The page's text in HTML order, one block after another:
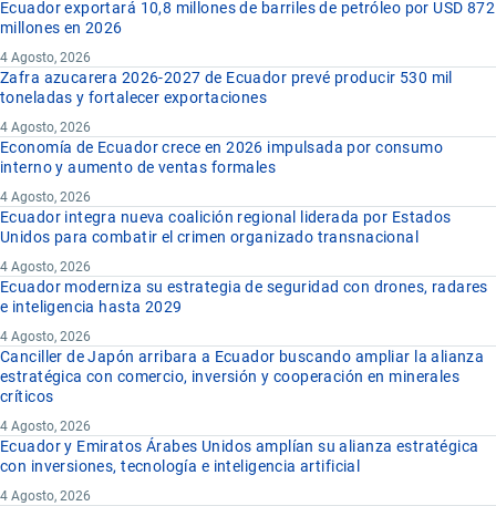
Ecuador exportará 10,8 millones de barriles de petróleo por USD 872
millones en 2026
4 Agosto, 2026
Zafra azucarera 2026-2027 de Ecuador prevé producir 530 mil
toneladas y fortalecer exportaciones
4 Agosto, 2026
Economía de Ecuador crece en 2026 impulsada por consumo
interno y aumento de ventas formales
4 Agosto, 2026
Ecuador integra nueva coalición regional liderada por Estados
Unidos para combatir el crimen organizado transnacional
4 Agosto, 2026
Ecuador moderniza su estrategia de seguridad con drones, radares
e inteligencia hasta 2029
4 Agosto, 2026
Canciller de Japón arribara a Ecuador buscando ampliar la alianza
estratégica con comercio, inversión y cooperación en minerales
críticos
4 Agosto, 2026
Ecuador y Emiratos Árabes Unidos amplían su alianza estratégica
con inversiones, tecnología e inteligencia artificial
4 Agosto, 2026